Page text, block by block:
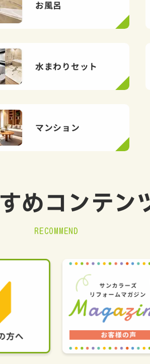
お風呂
水まわりセット
マンション
めコンテン
RECOMMEND